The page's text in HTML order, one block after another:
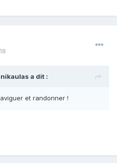
nikaulas a dit :
et randonner !